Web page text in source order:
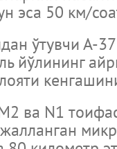
эса 50 км/
ўтувчи
йўлининг
ва N1